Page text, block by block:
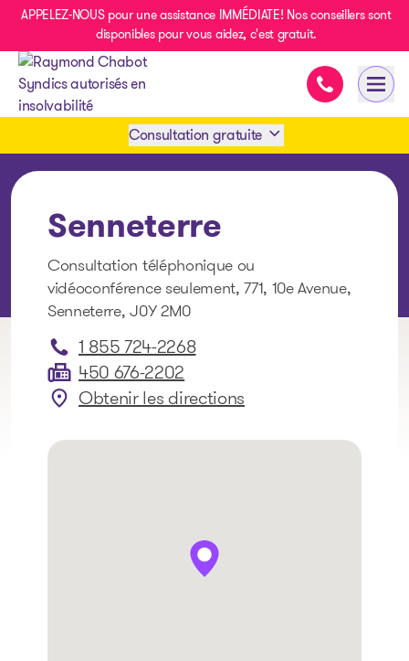
APPELEZ-NOUS pour une assistance IMMÉDIATE! Nos conseillers sont
disponibles pour vous aidez, c'est gratuit.
Assistance
Consultation gratuite
SMS 1 514 878-0888
Senneterre
Consultation téléphonique ou
vidéoconférence seulement, 771, 10e Avenue,
Senneterre, J0Y 2M0
1 855 724-2268
450 676-2202
Obtenir les directions
: Senneterre